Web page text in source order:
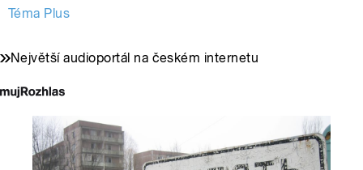
Téma Plus
Největší audioportál na českém internetu